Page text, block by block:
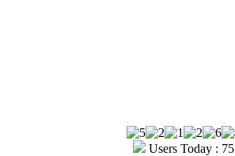
Users Today : 75